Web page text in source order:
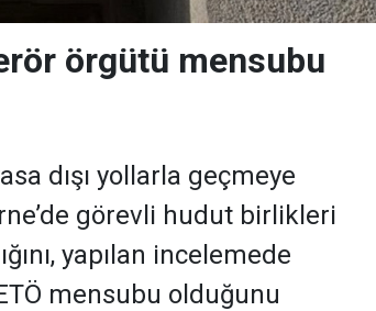
örgütü mensubu
dışı yollarla geçmeye
görevli hudut birlikleri
yapılan incelemede
mensubu olduğunu